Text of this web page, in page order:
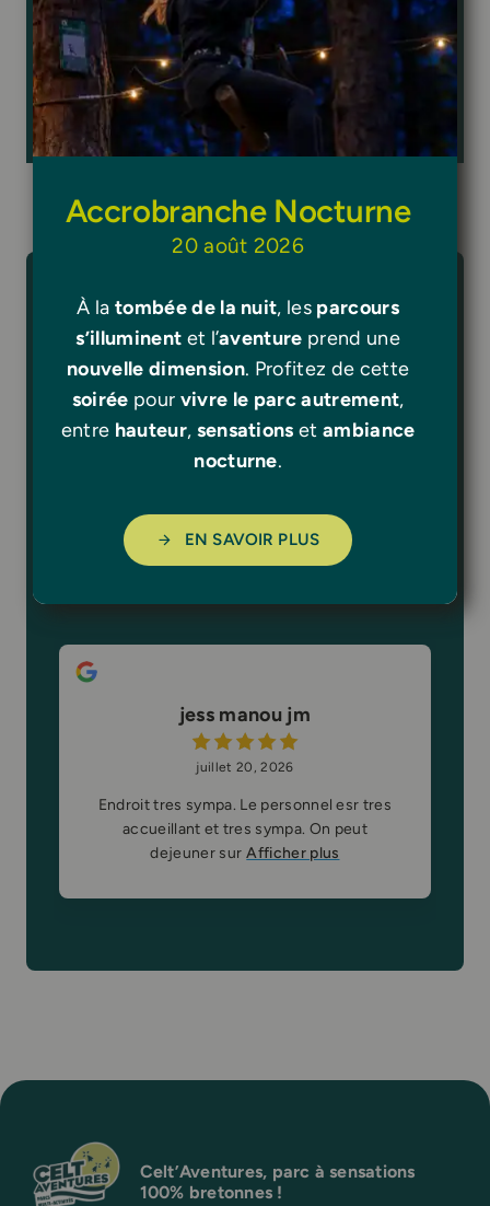
données personnelles.
conquis par le parc !
Avis
4.6
Écrire un avis
jess manou jm
juillet 20, 2026
Endroit tres sympa. Le personnel esr tres
accueillant et tres sympa. On peut
dejeuner sur Afficher plus
Celt’Aventures, parc à sensations
100% bretonnes !
Accrobranche Nocturne
20 août 2026
À la tombée de la nuit, les parcours
s’illuminent et l’aventure prend une
nouvelle dimension. Profitez de cette
soirée pour vivre le parc autrement,
entre hauteur, sensations etambiance
nocturne.
EN SAVOIR PLUS